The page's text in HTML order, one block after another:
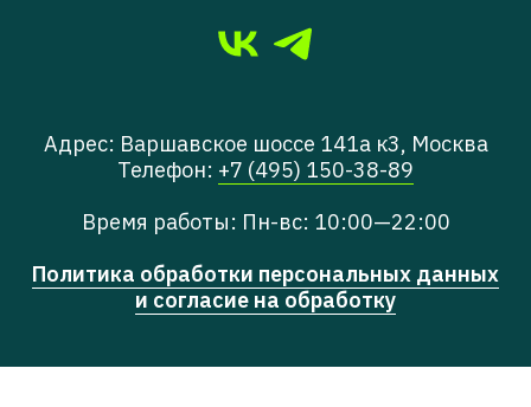
Адрес: Варшавское шоссе 141а к3, Москва
Телефон: +7 (495) 150-38-89
Время работы: Пн-вс: 10:00—22:00
Политика обработки персональных данных
и согласие на обработку